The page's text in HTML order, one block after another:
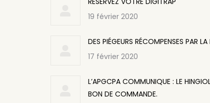
19 février 2020
DES PIÉGEURS RÉCOMPENSES PAR
17 février 2020
L’APGCPA COMMUNIQUE : LE
BON DE COMMANDE.